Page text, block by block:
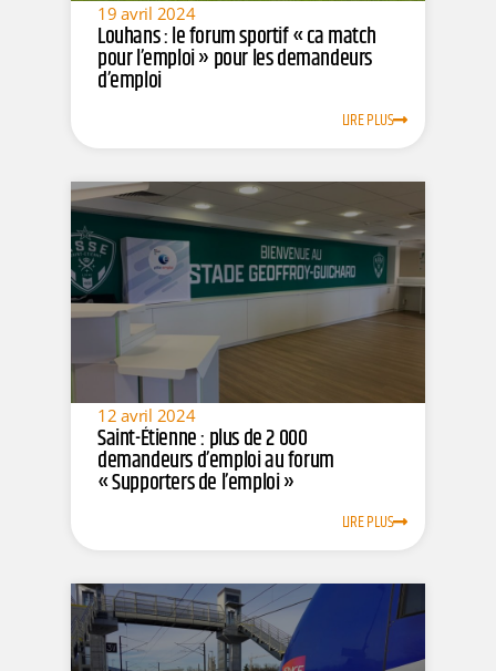
19 avril 2024
Louhans : le forum sportif « ca match
pour l’emploi » pour les demandeurs
d’emploi
LIRE PLUS
12 avril 2024
Saint-Étienne : plus de 2 000
demandeurs d’emploi au forum
« Supporters de l’emploi »
LIRE PLUS